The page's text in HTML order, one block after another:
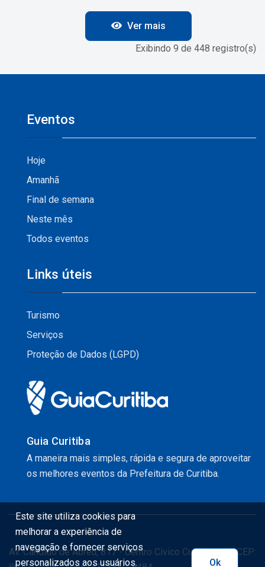
Ver mais
Exibindo 9 de 448 registro(s)
Este site utiliza cookies para
melhorar a experiência de
navegação e fornecer serviços
personalizados aos usuários.
Ok
Eventos
Hoje
Amanhã
Final de semana
Neste mês
Todos eventos
Links úteis
Turismo
Serviços
Proteção de Dados (LGPD)
Guia Curitiba
A maneira mais simples, rápida e segura de aproveitar
os melhores eventos da Prefeitura de Curitiba.
Av. Cândido de Abreu, 817 - Centro Cívico Curitiba - PR CEP: